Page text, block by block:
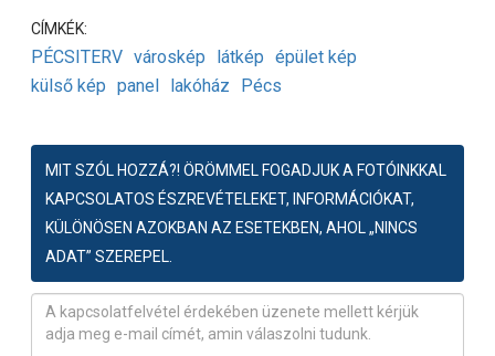
CÍMKÉK:
PÉCSITERV városkép látkép épület kép
külső kép panel lakóház Pécs
MIT SZÓL HOZZÁ?! ÖRÖMMEL FOGADJUK A FOTÓINKKAL
KAPCSOLATOS ÉSZREVÉTELEKET, INFORMÁCIÓKAT,
KÜLÖNÖSEN AZOKBAN AZ ESETEKBEN, AHOL „NINCS
ADAT” SZEREPEL.